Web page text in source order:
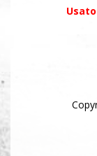
Usato